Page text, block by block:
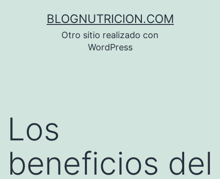
BLOGNUTRICION.COM
Otro sitio realizado con
WordPress
Los
beneficios del